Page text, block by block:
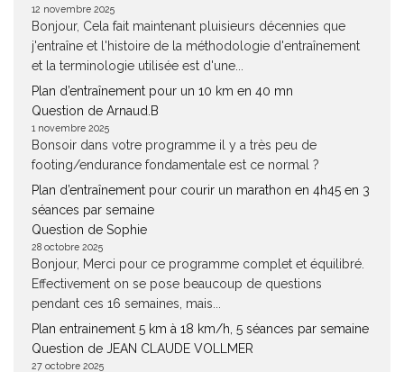
12 novembre 2025
Bonjour, Cela fait maintenant pluisieurs décennies que
j'entraîne et l'histoire de la méthodologie d'entraînement
et la terminologie utilisée est d'une...
Plan d’entraînement pour un 10 km en 40 mn
Question de Arnaud.B
1 novembre 2025
Bonsoir dans votre programme il y a très peu de
footing/endurance fondamentale est ce normal ?
Plan d’entraînement pour courir un marathon en 4h45 en 3
séances par semaine
Question de Sophie
28 octobre 2025
Bonjour, Merci pour ce programme complet et équilibré.
Effectivement on se pose beaucoup de questions
pendant ces 16 semaines, mais...
Plan entrainement 5 km à 18 km/h, 5 séances par semaine
Question de JEAN CLAUDE VOLLMER
27 octobre 2025